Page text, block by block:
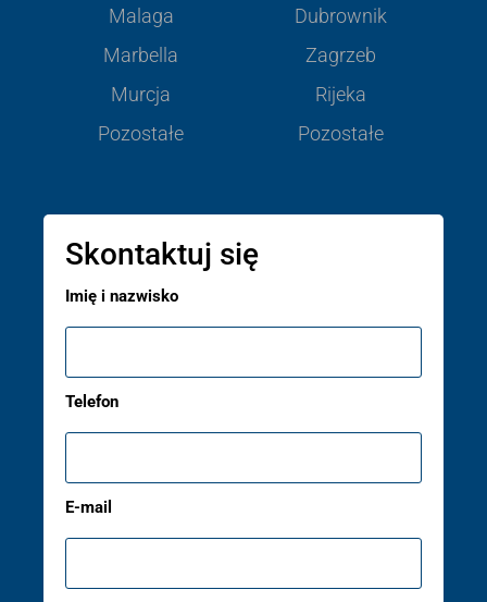
Malaga
Marbella
Murcja
Pozostałe
Dubrownik
Zagrzeb
Rijeka
Pozostałe
Skontaktuj się
Imię i nazwisko
Telefon
E-mail